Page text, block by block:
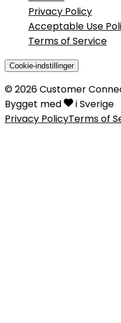
Privacy Policy
Acceptable Use
Terms of Service
Cookie-indstillinger
©2026Customer
Bygget med
i Sverige
Privacy PolicyTerms of